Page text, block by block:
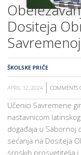
Dositeja
ŠKOLSKE PRIČE
APRIL 12, 2024 COMMENTS
Učenici Savremene
nastavnicom
događaja u Sabornoj
sećanja na Dositeja
srpskih prosvetitelja i